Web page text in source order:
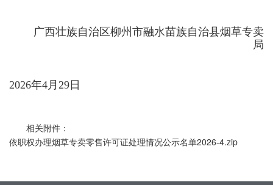
广西壮族自治区柳州市融水苗族自治县烟草专卖
局
2026年4月 29日
相关附件：
依职权办理烟草专卖零售许可证处理情况公示名单2026-4.zip